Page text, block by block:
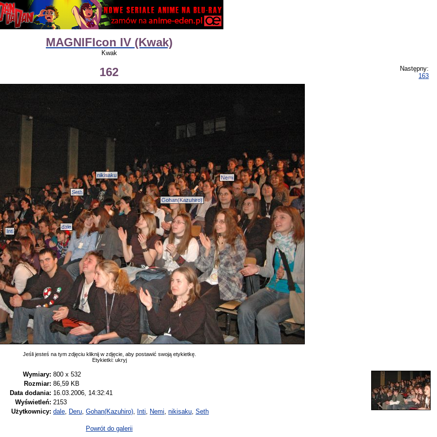
MAGNIFIcon IV (Kwak)
Kwak
162
Następny:
163
dale
Gohan(Kazuhiro)
Inti
Nemi
nikisaku
Seth
Jeśli jesteś na tym zdjęciu kliknij w zdjęcie, aby postawić swoją etykietkę.
Etykietki: ukryj
Wymiary: 800 x 532
Rozmiar: 86,59 KB
Data dodania: 16.03.2006, 14:32:41
Wyświetleń: 2153
Użytkownicy: dale Deru Gohan(Kazuhiro) Inti Nemi nikisaku Seth
Powrót do galerii